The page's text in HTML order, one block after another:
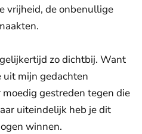
vrijheid, de onbenullige
zo dichtbij. Want
uit mijn gedachten
gestreden tegen die
uiteindelijk heb je dit
winnen.